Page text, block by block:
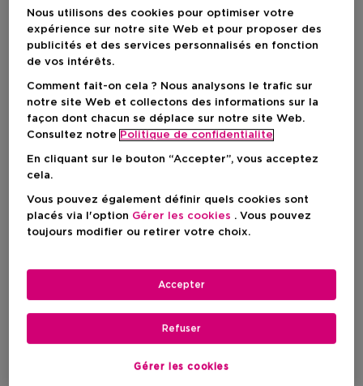
Choisissez votre format
15 ML En stock
Prix du produit
25,90 €
Nous utilisons des cookies pour optimiser votre
expérience sur notre site Web et pour proposer des
publicités et des services personnalisés en fonction
de vos intérêts.
Comment fait-on cela ? Nous analysons le trafic sur
notre site Web et collectons des informations sur la
façon dont chacun se déplace sur notre site Web.
Consultez notre Politique de confidentialite
En cliquant sur le bouton “Accepter”, vous acceptez
cela.
Vous pouvez également définir quels cookies sont
placés via l'option Gérer les cookies . Vous pouvez
toujours modifier ou retirer votre choix.
Gérer les cookies
Refuser
Accepter